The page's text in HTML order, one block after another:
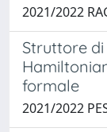
2021/2022
Struttore di
formale
2021/2022